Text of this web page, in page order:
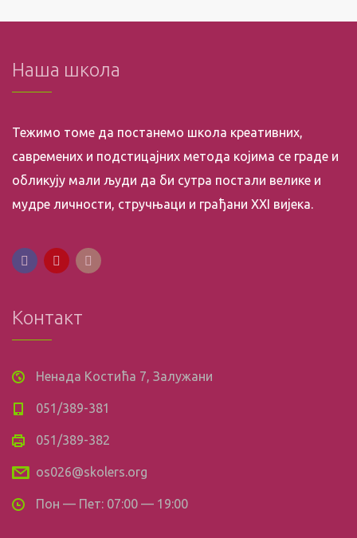
Наша школа
Тежимо томе да постанемо школа креативних,
савремених и подстицајних метода којима се граде и
обликују мали људи да би сутра постали велике и
мудре личности, стручњаци и грађани XXI вијека.
Контакт
Ненада Костића 7, Залужани
051/389-381
051/389-382
os026@skolers.org
Пон — Пет: 07:00 — 19:00